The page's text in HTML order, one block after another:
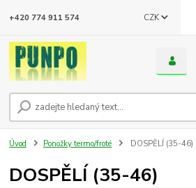
CZK
+420 774 911 574
Úvod Ponožky termo/froté DOSPĚLÍ (35-46)
DOSPĚLÍ (35-46)